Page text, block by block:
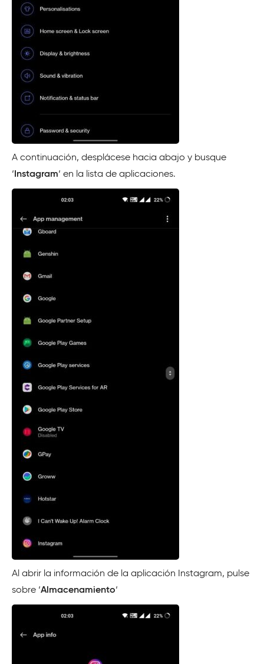
A continuación, desplácese hacia abajo y busque
‘ Instagram‘ en la lista de aplicaciones.
Al abrir la información de la aplicación Instagram, pulse
sobre ‘Almacenamiento‘